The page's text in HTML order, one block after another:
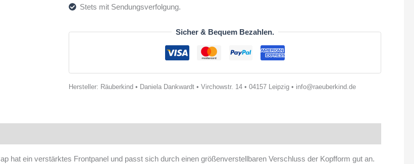
Stets mit Sendungsverfolgung.
Sicher & Bequem Bezahlen.
Hersteller: Räuberkind • Daniela Dankwardt • Virchowstr. 14 • 04157 Leipzig • info@raeuberkind.de
hat ein verstärktes Frontpanel und passt sich durch einen größenverstellbaren Verschluss der Kopfform gut an.